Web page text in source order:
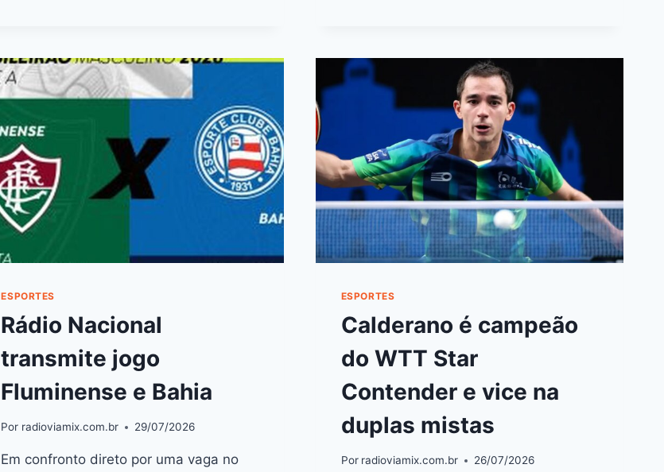
ESPORTES
Rádio Nacional
transmite jogo
Fluminense e Bahia
Por radioviamix.com.br 29/07/2026
Em confronto direto por uma vaga no
ESPORTES
Calderano é campeão
do WTT Star
Contender e vice na
duplas mistas
Por radioviamix.com.br 26/07/2026